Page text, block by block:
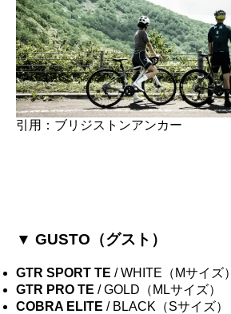
引用：ブリジストンアンカー
▼ GUSTO（グスト）
GTR SPORT TE / WHITE（Mサイズ）
GTR PRO TE / GOLD（MLサイズ）
COBRA ELITE / BLACK（Sサイズ）